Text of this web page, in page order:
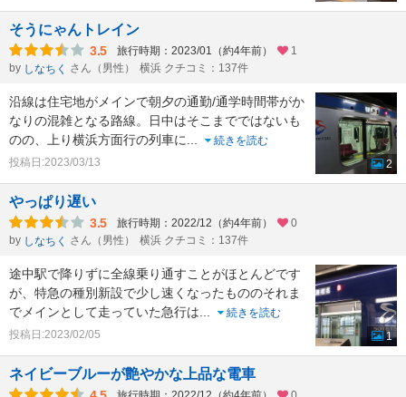
そうにゃんトレイン
3.5 旅行時期：2023/01（約4年前）
1
by しなちく さん（男性） 横浜 クチコミ：137件
沿線は住宅地がメインで朝夕の通勤/通学時間帯がか
なりの混雑となる路線。日中はそこまでではないも
のの、上り横浜方面行の列車に
続きを読む
投稿日:2023/03/13
2
やっぱり遅い
3.5 旅行時期：2022/12（約4年前）
0
by しなちく さん（男性） 横浜 クチコミ：137件
途中駅で降りずに全線乗り通すことがほとんどです
が、特急の種別新設で少し速くなったもののそれま
でメインとして走っていた急行は
続きを読む
投稿日:2023/02/05
1
ネイビーブルーが艶やかな上品な電車